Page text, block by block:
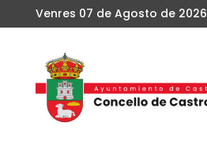
Venres 07 de Agosto de 2026